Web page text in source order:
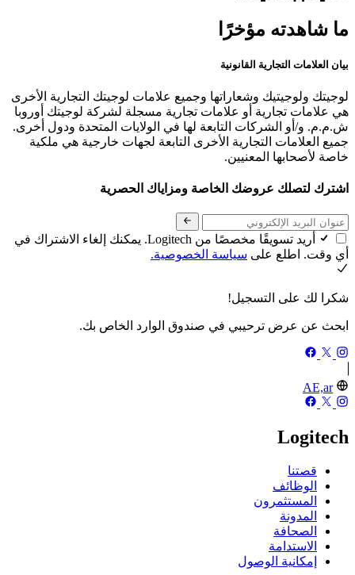
ما شاهدته مؤخرًا
بيان العلامات التجارية القانونية
لوجيتك ولوجيتيك وشعاراتها وجميع علامات لوجيتك التجارية الأخرى
هي علامات تجارية أو علامات تجارية مسجلة لشركة لوجيتك أوروبا
ش.م.م. و/أو الشركات التابعة لها في الولايات المتحدة ودول أخرى.
جميع العلامات التجارية الأخرى التابعة لجهات خارجية هي ملكية
خاصة لأصحابها المعنيين.
اشترك لتصلك عروضك الخاصة ومزاياك الحصرية
أريد تسويقًا مخصصًا من Logitech. يمكنك إلغاء الاشتراك في
أي وقت. اطلع على سياسة الخصوصية.
شكرا لك على التسجيل!
ابحث عن عرض ترحيبي في صندوق الوارد الخاص بك.
AE,ar
Logitech
قصتنا
الوظائف
المستثمرون
المدونة
الصحافة
الاستدامة
إمكانية الوصول